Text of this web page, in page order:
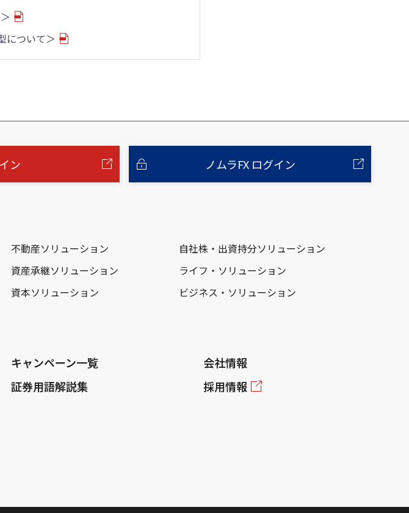
について＞
ン ノムラFX ログイン
不動産ソリューション
自社株・出資持分ソリューション
資産承継ソリューション
ライフ・ソリューション
資本ソリューション
ビジネス・ソリューション
キャンペーン一覧
証券用語解説集
会社情報
採用情報